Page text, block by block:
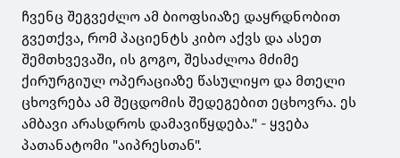
ჩვენც შეგვეძლო ამ ბიოფსიაზე დაყრდნობით
გვეთქვა, რომ პაციენტს კიბო აქვს და ასეთ
შემთხვევაში, ის გოგო, შესაძლოა მძიმე
ქირურგიულ ოპერაციაზე წასულიყო და მთელი
ცხოვრება ამ შეცდომის შედეგებით ეცხოვრა. ეს
ამბავი არასდროს დამავიწყდება." - ყვება
პათანატომი "აიპრესთან".